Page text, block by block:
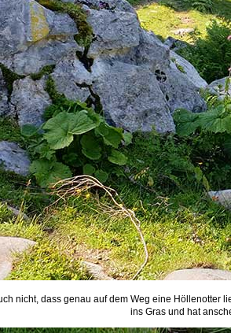
nicht, dass genau auf dem Weg eine Höllenotter
ins Gras und hat